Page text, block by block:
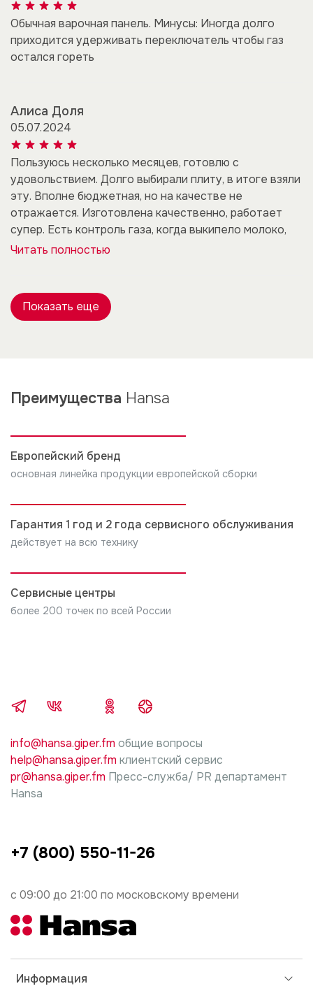
Обычная варочная панель. Минусы: Иногда долго
приходится удерживать переключатель чтобы газ
остался гореть
Алиса Доля
05.07.2024
Пользуюсь несколько месяцев, готовлю с
удовольствием. Долго выбирали плиту, в итоге взяли
эту. Вполне бюджетная, но на качестве не
отражается. Изготовлена качественно, работает
супер. Есть контроль газа, когда выкипело молоко,
Читать полностью
Показать еще
Преимущества Hansa
Европейский бренд
основная линейка продукции европейской сборки
Гарантия 1 год и 2 года сервисного обслуживания
действует на всю технику
Сервисные центры
более 200 точек по всей России
Информация
с 09:00 до 21:00 по московскому времени
+7 (800) 550-11-26
info@hansa.giper.fm общие вопросы
help@hansa.giper.fm клиентский сервис
pr@hansa.giper.fm Пресс-служба/ PR департамент
Hansa